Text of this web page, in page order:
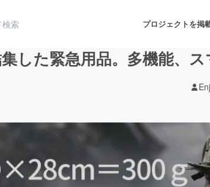
プロジェクトを掲
ー・ガジェット ゲーム・サービス開発
した緊急用品。多機能、